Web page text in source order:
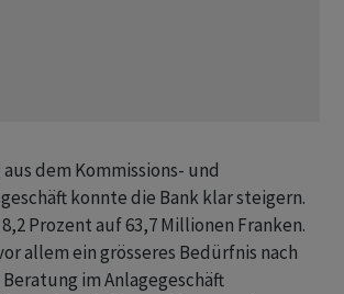
dem Kommissions- und
konnte die Bank klar steigern.
Prozent auf 63,7 Millionen Franken.
allem ein grösseres Bedürfnis nach
im Anlagegeschäft